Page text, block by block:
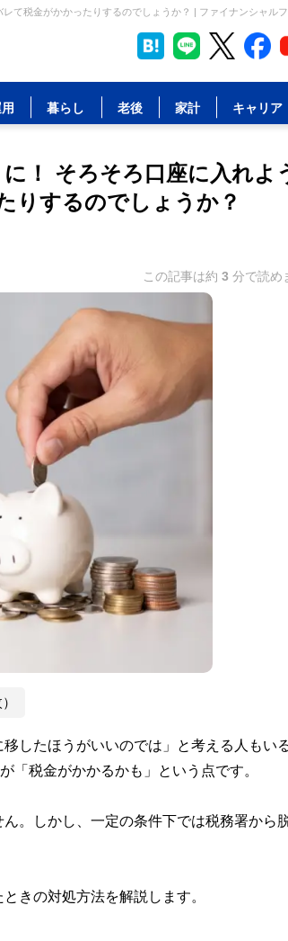
て税金がかかったりするのでしょうか？ | ファイナンシャル
暮らし 老後 家計 キャリア
！ そろそろ口座に入れよ
りするのでしょうか？
この記事は約 3 分で読め
したほうがいいのでは」と考える人もい
「税金がかかるかも」という点です。
。しかし、一定の条件下では税務署から
きの対処方法を解説します。